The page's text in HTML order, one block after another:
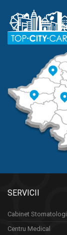
SERVICII
Cabinet
Centru Medical